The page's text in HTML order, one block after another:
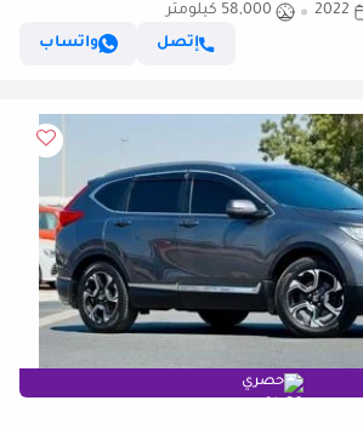
2022
58,000 كيلومتر
إتصل
واتساب
حصري